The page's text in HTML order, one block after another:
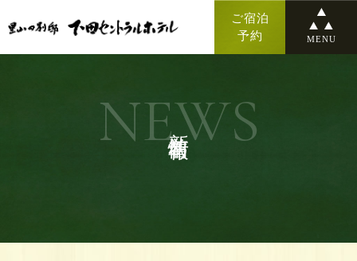
ご宿泊
予約
MENU
新着情報
NEWS